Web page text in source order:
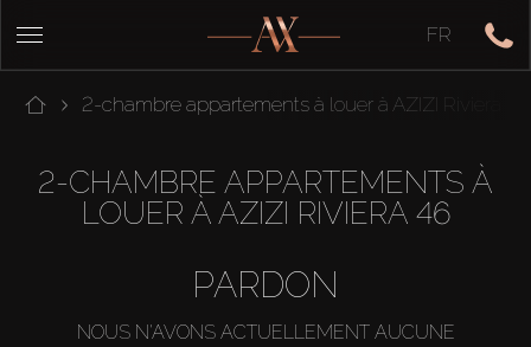
FR
2-chambre appartements à louer à AZIZI Riviera 46
2-CHAMBRE APPARTEMENTS À
LOUER À AZIZI RIVIERA 46
PARDON
NOUS N'AVONS ACTUELLEMENT AUCUNE